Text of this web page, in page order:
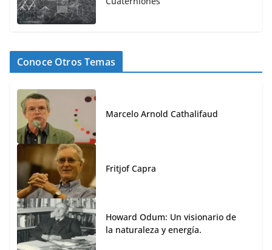
Conoce Otros Temas
Marcelo Arnold Cathalifaud
Fritjof Capra
Howard Odum: Un visionario de
la naturaleza y energía.